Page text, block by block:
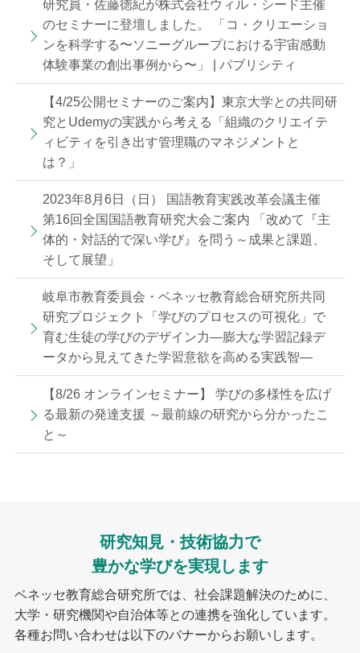
研究員・佐藤徳紀が株式会社ウィル・シード主催
のセミナーに登壇しました。 「コ・クリエーショ
ンを科学する〜ソニーグループにおける宇宙感動
体験事業の創出事例から〜」 | パブリシティ
【4/25公開セミナーのご案内】東京大学との共同研
究とUdemyの実践から考える「組織のクリエイテ
ィビティを引き出す管理職のマネジメントと
は？」
2023年8月6日（日） 国語教育実践改革会議主催
第16回全国国語教育研究大会ご案内 「改めて『主
体的・対話的で深い学び』を問う～成果と課題、
そして展望」
岐阜市教育委員会・ベネッセ教育総合研究所共同
研究プロジェクト「学びのプロセスの可視化」で
育む生徒の学びのデザイン力—膨大な学習記録デ
ータから見えてきた学習意欲を高める実践智—
【8/26 オンラインセミナー】 学びの多様性を広げ
る最新の発達支援 ～最前線の研究から分かったこ
と～
研究知見・技術協力で
豊かな学びを実現します
ベネッセ教育総合研究所では、社会課題解決のために、
大学・研究機関や自治体等との連携を強化しています。
各種お問い合わせは以下のバナーからお願いします。